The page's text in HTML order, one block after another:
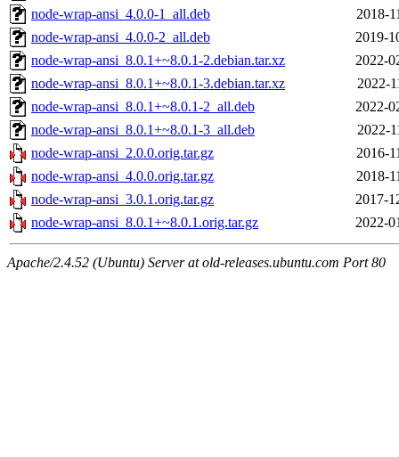
node-wrap-ansi_4.0.0-1_all.deb
2018-
node-wrap-ansi_4.0.0-2_all.deb
2019-
node-wrap-ansi_8.0.1+~8.0.1-2.debian.tar.xz
2022-
node-wrap-ansi_8.0.1+~8.0.1-3.debian.tar.xz
2022-
node-wrap-ansi_8.0.1+~8.0.1-2_all.deb
2022-
node-wrap-ansi_8.0.1+~8.0.1-3_all.deb
2022-
node-wrap-ansi_2.0.0.orig.tar.gz
2016-
node-wrap-ansi_4.0.0.orig.tar.gz
2018-
node-wrap-ansi_3.0.1.orig.tar.gz
2017-
node-wrap-ansi_8.0.1+~8.0.1.orig.tar.gz
2022-
Apache/2.4.52 (Ubuntu) Server at old-releases.ubuntu.com Port 80